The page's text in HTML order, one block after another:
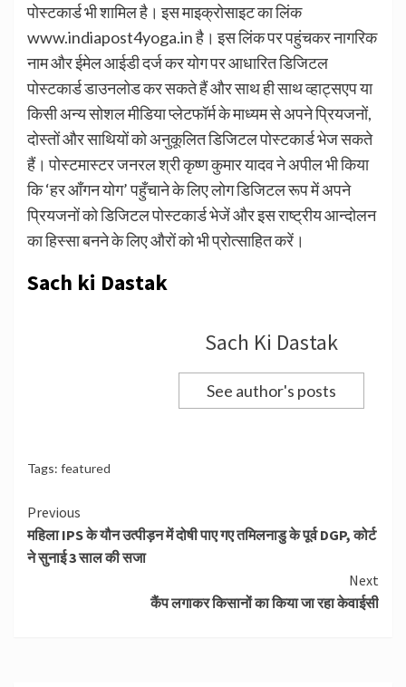
पोस्टकार्ड भी शामिल है। इस माइक्रोसाइट का लिंक
www.indiapost4yoga.in है। इस लिंक पर पहुंचकर नागरिक
नाम और ईमेल आईडी दर्ज कर योग पर आधारित डिजिटल
पोस्टकार्ड डाउनलोड कर सकते हैं और साथ ही साथ व्हाट्सएप या
किसी अन्य सोशल मीडिया प्लेटफॉर्म के माध्यम से अपने प्रियजनों,
दोस्तों और साथियों को अनुकूलित डिजिटल पोस्टकार्ड भेज सकते
हैं। पोस्टमास्टर जनरल श्री कृष्ण कुमार यादव ने अपील भी किया
कि ‘हर आँगन योग’ पहुँचाने के लिए लोग डिजिटल रूप में अपने
प्रियजनों को डिजिटल पोस्टकार्ड भेजें और इस राष्ट्रीय आन्दोलन
का हिस्सा बनने के लिए औरों को भी प्रोत्साहित करें।
Sach ki Dastak
Sach Ki Dastak
See author's posts
Tags: featured
Continue
Reading
Previous
महिला IPS के यौन उत्पीड़न में दोषी पाए गए तमिलनाडु के पूर्व DGP, कोर्ट
ने सुनाई 3 साल की सजा
Next
कैंप लगाकर किसानों का किया जा रहा केवाईसी